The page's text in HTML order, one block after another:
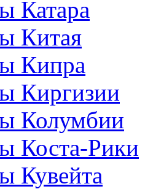
Катара
Китая
Кипра
Киргизии
Колумбии
Коста-Рики
Кувейта